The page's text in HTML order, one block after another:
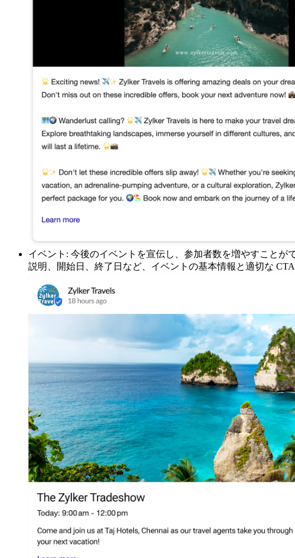
イベント: 今後のイベントを宣伝し、参加者数を増やすことが
説明、開始日、終了日など、イベントの基本情報と適切な CTA